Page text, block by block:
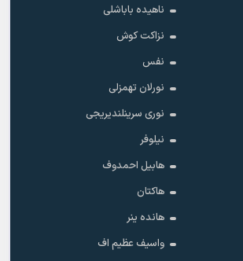
ناهیده باباشلی
نزاکت کوش
نفس
نورلان تهمزلی
نوری سرینلندیریجی
نیلوفر
هابیل احمدوف
هاکتان
هانده ینر
واسیف عظیم اف